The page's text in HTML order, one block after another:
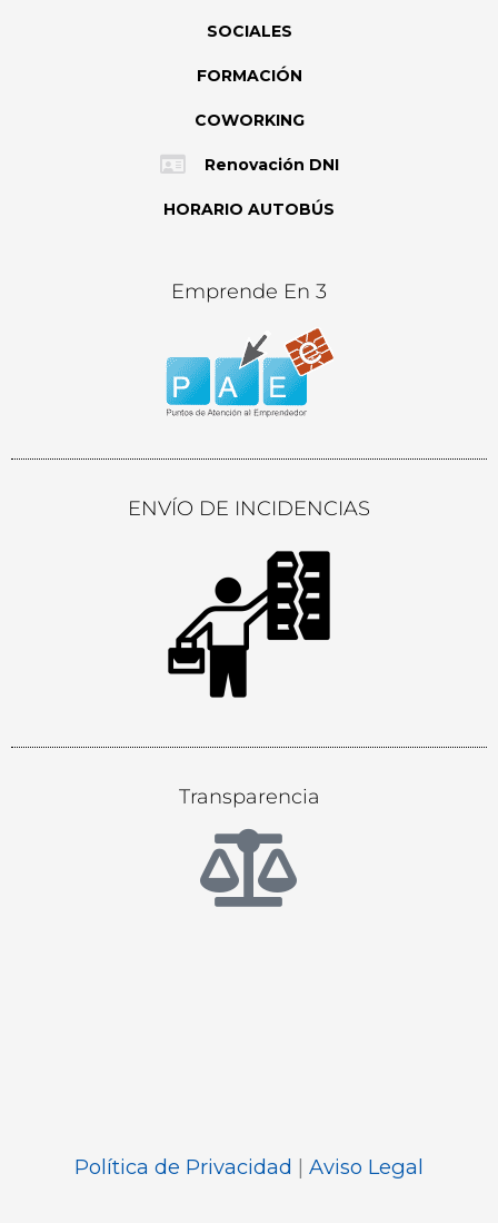
SOCIALES
FORMACIÓN
COWORKING
Renovación DNI
HORARIO AUTOBÚS
Emprende En 3
ENVÍO DE INCIDENCIAS
Transparencia
Política de Privacidad | Aviso Legal